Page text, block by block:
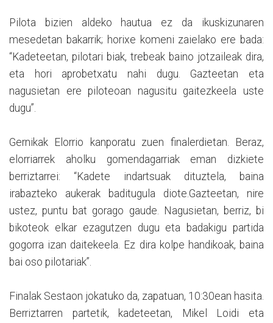
Pilota bizien aldeko hautua ez da ikuskizunaren
mesedetan bakarrik; horixe komeni zaielako ere bada:
“Kadeteetan, pilotari biak, trebeak baino jotzaileak dira,
eta hori aprobetxatu nahi dugu. Gazteetan eta
nagusietan ere piloteoan nagusitu gaitezkeela uste
dugu”.
Gernikak Elorrio kanporatu zuen finalerdietan. Beraz,
elorriarrek aholku gomendagarriak eman dizkiete
berriztarrei: “Kadete indartsuak dituztela, baina
irabazteko aukerak baditugula diote.Gazteetan, nire
ustez, puntu bat gorago gaude. Nagusietan, berriz, bi
bikoteok elkar ezagutzen dugu eta badakigu partida
gogorra izan daitekeela. Ez dira kolpe handikoak, baina
bai oso pilotariak”.
Finalak Sestaon jokatuko da, zapatuan, 10:30ean hasita.
Berriztarren partetik, kadeteetan, Mikel Loidi eta